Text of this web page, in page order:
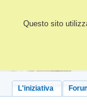
Questo sito
L'iniziativa